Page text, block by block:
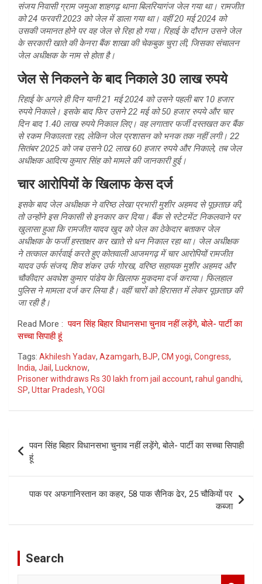
संजय निवासी ग्राम जमुआ शाहगढ़ थाना बिलरियागंज जेल गया था। रामजीत
को 24 फरवरी 2023 को जेल में डाला गया था। वहीं 20 मई 2024 को
उसकी जमानत होने पर वह जेल से रिहा हो गया। रिहाई के दौरान उसने जेल
के सरकारी खाते की केनरा बैंक शाखा की चेकबुक चुरा ली, जिसका संचालन
जेल अधीक्षक के नाम से होता है।
जेल से निकलने के बाद निकाले 30 लाख रुपये
रिहाई के अगले ही दिन यानी 21 मई 2024 को उसने पहली बार 10 हजार
रुपये निकाले। इसके बाद फिर उसने 22 मई को 50 हजार रुपये और चार
दिन बाद 1.40 लाख रुपये निकाल लिए। वह लगातार फर्जी दस्तखत कर बैंक
से रकम निकालता रहा, लेकिन जेल प्रशासन को भनक तक नहीं लगी। 22
सितंबर 2025 को जब उसने 02 लाख 60 हजार रुपये और निकाले, तब जेल
अधीक्षक आदित्य कुमार सिंह को मामले की जानकारी हुई।
चार आरोपियों के खिलाफ केस दर्ज
इसके बाद जेल अधीक्षक ने वरिष्ठ लेखा प्रभारी मुशीर अहमद से पूछताछ की,
तो उन्होंने इस निकासी से इनकार कर दिया। बैंक से स्टेटमेंट निकलवाने पर
खुलासा हुआ कि रामजीत यादव खुद को जेल का ठेकेदार बताकर जेल
अधीक्षक के फर्जी हस्ताक्षर कर खाते से धन निकाल रहा था। जेल अधीक्षक
ने तत्काल कार्रवाई करते हुए कोतवाली आजमगढ़ में चार आरोपियों रामजीत
यादव उर्फ संजय, शिव शंकर उर्फ गोरख, वरिष्ठ सहायक मुशीर अहमद और
चौकीदार अवधेश कुमार पांडेय के खिलाफ मुकदमा दर्ज कराया। फिलहाल
पुलिस ने मामला दर्ज कर लिया है। वहीं चारों को हिरासत में लेकर पूछताछ की
जा रही है।
Read More :पवन सिंह बिहार विधानसभा चुनाव नहीं लड़ेंगे, बोले- पार्टी का
सच्चा सिपाही हूं
Tags: Akhilesh Yadav, Azamgarh, BJP, CM yogi, Congress,
India, Jail , Lucknow,
Prisoner withdraws Rs 30 lakh from jail account, rahul gandhi,
SP, Uttar Pradesh, YOGI
navigation
पवन सिंह बिहार विधानसभा चुनाव नहीं लड़ेंगे, बोले- पार्टी का सच्चा सिपाही
हूं
पाक पर अफगानिस्तान का कहर, 58 पाक सैनिक ढेर, 25 चौकियों पर
कब्जा
Search